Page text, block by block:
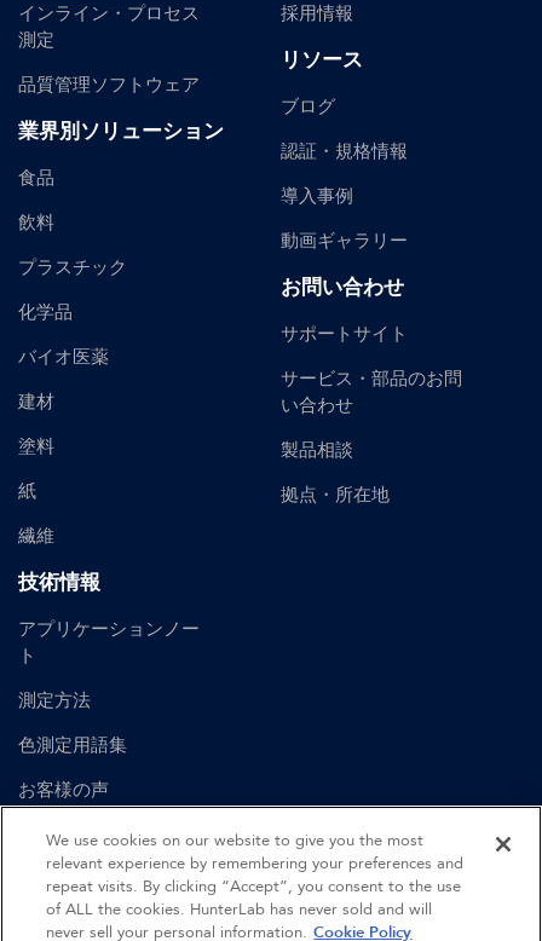
インライン・プロセス
測定
品質管理ソフトウェア
業界別ソリューション
食品
飲料
プラスチック
化学品
バイオ医薬
建材
塗料
紙
繊維
技術情報
アプリケーションノー
ト
測定方法
色測定用語集
お客様の声
ユーザーマニュアル
採用情報
リソース
ブログ
認証・規格情報
導入事例
動画ギャラリー
お問い合わせ
サポートサイト
サービス・部品のお問
い合わせ
製品相談
拠点・所在地
©2026Hunter Associates Laboratory, Inc.
We use cookies on our website to give you the most
relevant experience by remembering your preferences and
repeat visits. By clicking “Accept”, you consent to the use
of ALL the cookies. HunterLab has never sold and will
never sell your personal information. Cookie Policy